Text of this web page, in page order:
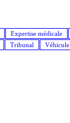
Expertise médicale
Tribunal Véhicule